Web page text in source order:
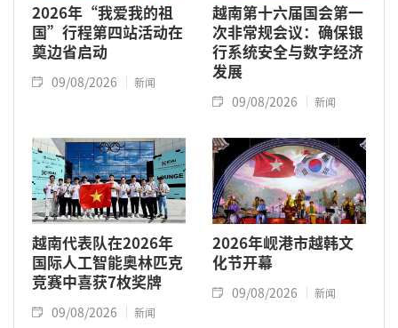
2026年“我爱我的祖
国”行程第四站活动在
奠边省启动
09/08/2026 新闻
越南第十六届国会第一
次非常规会议：确保银
行系统安全与数字经济
发展
09/08/2026 新闻
越南代表队在2026年
国际人工智能奥林匹克
竞赛中喜获7枚奖牌
09/08/2026 新闻
2026年岘港市越韩文
化节开幕
09/08/2026 新闻